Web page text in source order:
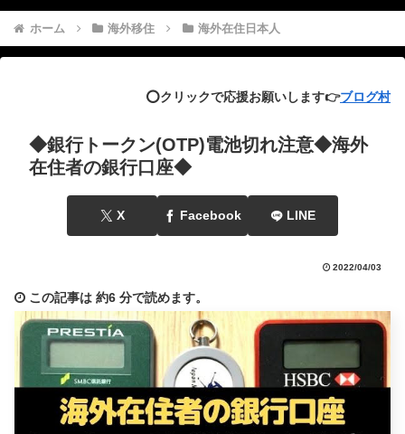
ホーム 海外移住 海外在住日本人
⭕️クリックで応援お願いします👉ブログ村
◆銀行トークン(OTP)電池切れ注意◆海外
在住者の銀行口座◆
X Facebook LINE
2022/04/03
この記事は 約6 分で読めます。